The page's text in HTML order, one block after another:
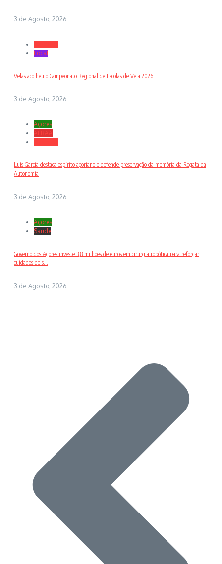
3 de Agosto, 2026
Local
Velas acolheu o Campeonato Regional de Escolas de Vela 2026
3 de Agosto, 2026
Açores
ALRAA
Luís Garcia destaca espírito açoriano e defende preservação da memória da Regata da
Autonomia
3 de Agosto, 2026
Açores
Saude
Governo dos Açores investe 3,8 milhões de euros em cirurgia robótica para reforçar
cuidados de s...
3 de Agosto, 2026